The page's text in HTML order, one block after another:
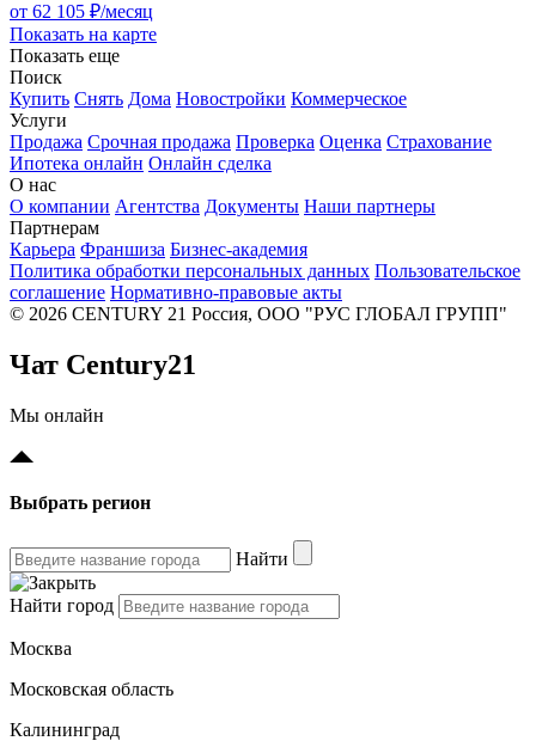
от 62 105 ₽/месяц
Показать на карте
Показать еще
Поиск
Купить Снять Дома Новостройки Коммерческое
Услуги
Продажа Срочная продажа Проверка Оценка Страхование
Ипотека онлайн Онлайн сделка
О нас
О компании Агентства Документы Наши партнеры
Партнерам
Карьера Франшиза Бизнес-академия
Политика обработки персональных данных Пользовательское
соглашение Нормативно-правовые акты
© 2026 CENTURY 21 Россия, ООО "РУС ГЛОБАЛ ГРУПП"
Чат Century21
Мы онлайн
Выбрать регион
Найти
Найти город
Москва
Московская область
Калининград